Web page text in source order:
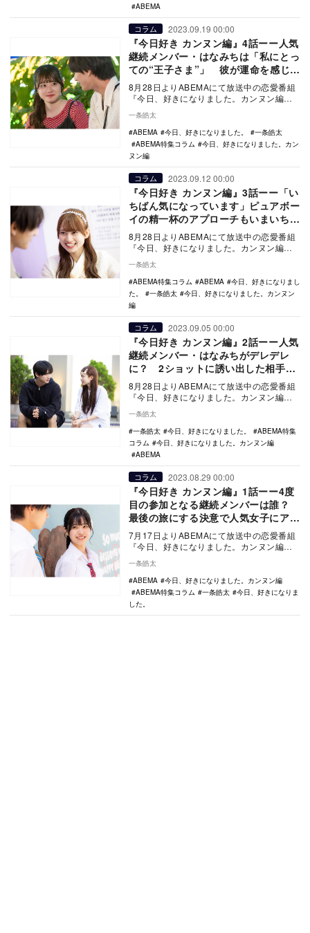
ABEMA
コラム 2023.09.19 00:00
『今日好き カンヌン編』4話ーー人気
継続メンバー・はなみちは「私にとっ
ての“王子さま”」 彼が運命を感じた
相手とは？
8月28日よりABEMAにて放送中の恋愛番組
『今日、好きになりました。カンヌン編』
3日の…
一条皓太
ABEMA
今日、好きになりました。
一条皓太
ABEMA特集コラム
今日、好きになりました。カン
ヌン編
コラム 2023.09.12 00:00
『今日好き カンヌン編』3話ーー「い
ちばん気になっています」ピュアボー
イの精一杯のアプローチもいまいち距
離を詰めきれず……
8月28日よりABEMAにて放送中の恋愛番組
『今日、好きになりました。カンヌン編』
3日の…
一条皓太
ABEMA特集コラム
ABEMA
今日、好きになりまし
た。
一条皓太
今日、好きになりました。カンヌン
編
コラム 2023.09.05 00:00
『今日好き カンヌン編』2話ーー人気
継続メンバー・はなみちがデレデレ
に？ 2ショットに誘い出した相手
は……
8月28日よりABEMAにて放送中の恋愛番組
『今日、好きになりました。カンヌン編』
3日の…
一条皓太
一条皓太
今日、好きになりました。
ABEMA特集
コラム
今日、好きになりました。カンヌン編
ABEMA
コラム 2023.08.29 00:00
『今日好き カンヌン編』1話ーー4度
目の参加となる継続メンバーは誰？
最後の旅にする決意で人気女子にアプ
ローチ
7月17日よりABEMAにて放送中の恋愛番組
『今日、好きになりました。カンヌン編』
3日の…
一条皓太
ABEMA
今日、好きになりました。カンヌン編
ABEMA特集コラム
一条皓太
今日、好きになりま
した。